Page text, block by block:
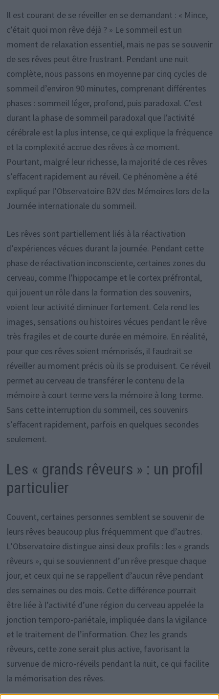
Il est courant de se réveiller en se demandant : « Mince,
c’était quoi mon rêve déjà ? » Le sommeil est un
moment de relaxation essentiel, mais ne pas se souvenir
de ses rêves peut être frustrant. Pendant une nuit
complète, nous passons en moyenne par cinq cycles de
sommeil d’environ 90 minutes, comprenant différentes
phases : sommeil léger, profond, puis paradoxal. C’est
durant la phase de sommeil paradoxal que l’activité
cérébrale est la plus intense, ce qui explique la fréquence
et la complexité accrue des rêves à ce moment.
Pourtant, malgré leur richesse, la majorité de ces rêves
s’effacent rapidement au réveil. Ce phénomène a été
expliqué par l’Observatoire B2V des Mémoires lors de la
Journée internationale du sommeil.
Les rêves sont partiellement liés à la réactivation
d’expériences vécues durant la journée. Pendant cette
phase de réactivation inconsciente, certaines zones du
cerveau, comme l’hippocampe et le cortex préfrontal,
qui jouent un rôle dans la formation des souvenirs,
voient leur activité diminuer fortement. Cela rend les
images, sensations ou histoires vécues pendant le rêve
très fragiles et de courte durée en mémoire. En réalité,
pour que ces rêves soient mémorisés, il faudrait se
réveiller au moment précis où ils se produisent. Ce réveil
permet au cerveau de transférer le contenu de la
mémoire à court terme vers la mémoire à long terme.
Sans cette interruption du sommeil, ces souvenirs
s’effacent rapidement, parfois en quelques secondes
seulement.
Les « grands rêveurs » : un profil
particulier
Couvent, certaines personnes semblent se souvenir de
leurs rêves beaucoup plus fréquemment que d’autres.
L’Observatoire distingue ainsi deux profils : les « grands
rêveurs », qui se souviennent d’un rêve presque chaque
jour, et ceux qui ne se rappellent d’aucun rêve pendant
des semaines ou des mois. Cette différence pourrait
être liée à l’activité d’une région du cerveau appelée la
jonction temporo-pariétale, impliquée dans la vigilance
et le traitement de l’information. Chez les grands
rêveurs, cette zone serait plus active, favorisant la
survenue de micro-réveils pendant la nuit, ce qui facilite
la mémorisation des rêves.